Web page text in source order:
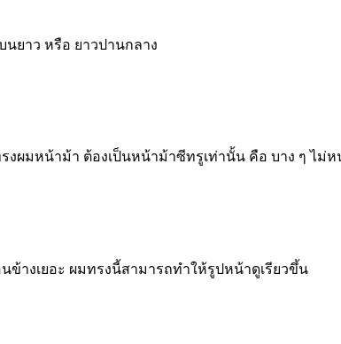
นยาว หรือ ยาวปานกลาง
ผมหน้าม้า ต้องเป็นหน้าม้าซีทรูเท่านั้น คือ บาง ๆ ไม่ห
างเยอะ ผมทรงนี้สามารถทำให้รูปหน้าดูเรียวขึ้น